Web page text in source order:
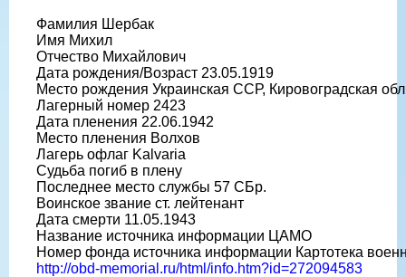
Фамилия Шербак
Имя Михил
Отчество Михайлович
Дата рождения/Возраст 23.05.1919
Место рождения Украинская ССР, Кировоградская
Лагерный номер 2423
Дата пленения 22.06.1942
Место пленения Волхов
Лагерь офлаг Kalvaria
Судьба погиб в плену
Последнее место службы 57 СБр.
Воинское звание ст. лейтенант
Дата смерти 11.05.1943
Название источника информации ЦАМО
Номер фонда источника информации Картотека
http://obd-memorial.ru/html/info.htm?id=272094583